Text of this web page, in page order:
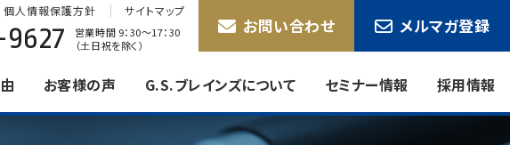
お客様の声 G.S.ブレインズについて セミナー情報 採用情報
個人情報保護方針 サイトマップ
営業時間 9：30〜17：30
（土日祝を除く）
お問い合わせ メルマガ登録